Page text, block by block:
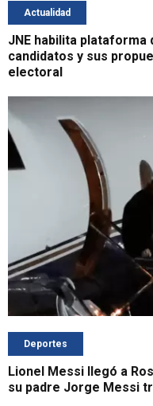
Actualidad
JNE habilita
candidatos y sus
electoral
Deportes
Lionel Messi llegó a
su padre Jorge Messi